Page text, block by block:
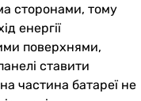
сторонами, тому
енергії
поверхнями,
ставити
частина батареї не